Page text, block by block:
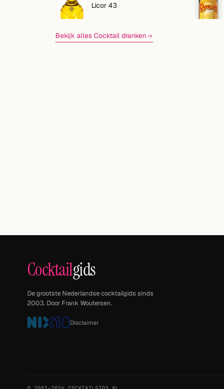
Licor 43
Bekijk alles Cocktail dranken
Cocktailgids
De grootste Nederlandse cocktailgids sinds
2003. Door Frank Woutersen.
Disclaimer